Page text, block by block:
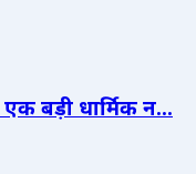
बड़ी धार्मिक न...